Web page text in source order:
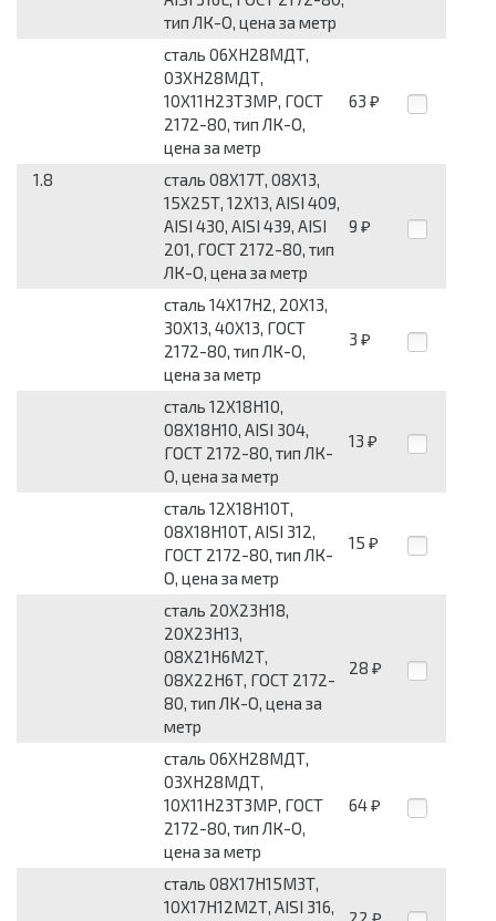
тип ЛК-О, цена за метр
сталь 06ХН28МДТ,
03ХН28МДТ,
10Х11Н23Т3МР, ГОСТ
2172-80, тип ЛК-О,
цена за метр
63 ₽
1.8
сталь 08Х17Т, 08Х13,
15Х25Т, 12Х13, AISI 409,
AISI 430, AISI 439, AISI
201, ГОСТ 2172-80, тип
ЛК-О, цена за метр
9 ₽
сталь 14Х17Н2, 20Х13,
30Х13, 40Х13, ГОСТ
2172-80, тип ЛК-О,
цена за метр
3 ₽
сталь 12Х18Н10,
08Х18Н10, AISI 304,
ГОСТ 2172-80, тип ЛК-
О, цена за метр
13 ₽
сталь 12Х18Н10Т,
08Х18Н10Т, AISI 312,
ГОСТ 2172-80, тип ЛК-
О, цена за метр
15 ₽
сталь 20Х23Н18,
20Х23Н13,
08Х21Н6М2Т,
08Х22Н6Т, ГОСТ 2172-
80, тип ЛК-О, цена за
метр
28 ₽
сталь 06ХН28МДТ,
03ХН28МДТ,
10Х11Н23Т3МР, ГОСТ
2172-80, тип ЛК-О,
цена за метр
64 ₽
сталь 08Х17Н15М3Т,
10Х17Н12М2Т, AISI 316,
₽